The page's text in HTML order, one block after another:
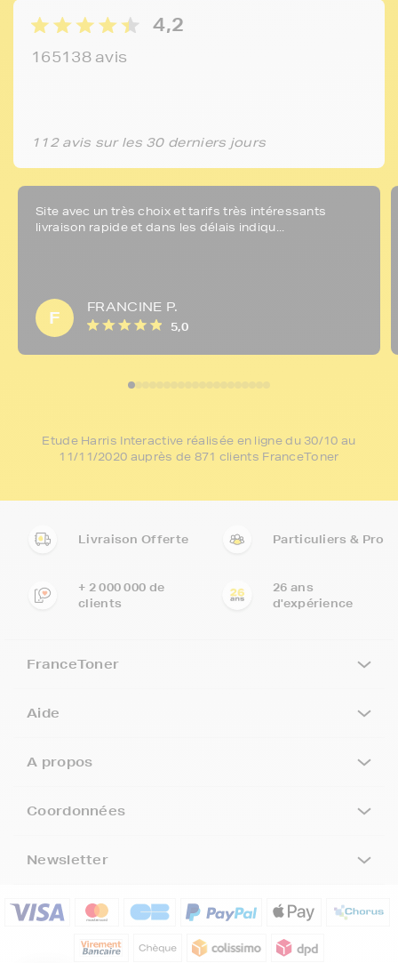
4,2
165138 avis
112 avis sur les 30 derniers jours
Site avec un très choix et tarifs très intéressants
livraison rapide et dans les délais indiqu...
F
FRANCINE P.
5,0
Etude Harris Interactive réalisée en ligne du 30/10 au
11/11/2020 auprès de 871 clients FranceToner
Livraison Offerte Particuliers & Pro
+ 2 000 000 de
clients
26 ans
d'expérience
FranceToner
Aide
A propos
Coordonnées
Newsletter
Inscrivez-vous à notre newsletter, suivez notre actualité et